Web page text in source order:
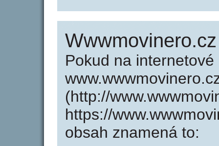
Wwwmovinero.cz
Pokud na internetové
(http://
https://
obsah znamená to: